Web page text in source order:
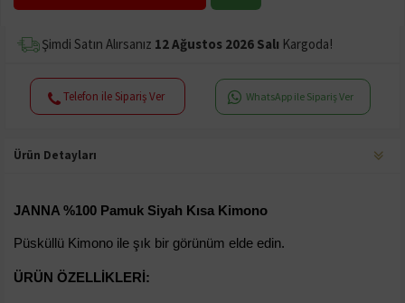
Şimdi Satın Alırsanız 12 Ağustos 2026 Salı Kargoda!
Telefon ile Sipariş Ver WhatsApp ile Sipariş Ver
Ürün Detayları
JANNA %100 Pamuk Siyah Kısa Kimono
Püsküllü Kimono ile şık bir görünüm elde edin.
ÜRÜN ÖZELLIKLERI: